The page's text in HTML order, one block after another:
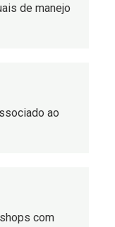
de manejo
ao
com